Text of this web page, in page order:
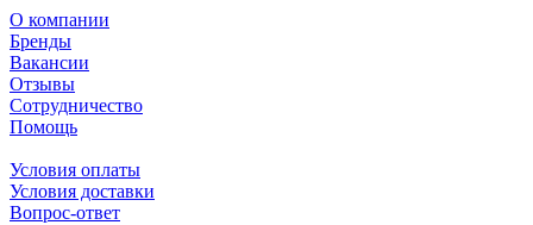
О компании
Бренды
Вакансии
Отзывы
Сотрудничество
Помощь
Условия оплаты
Условия доставки
Вопрос-ответ